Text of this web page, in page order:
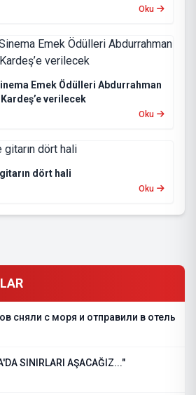
Oku
Emek Ödülleri Abdurrahman
verilecek
Oku
dört hali
Oku
сняли с моря и отправили в отель
SINIRLARI AŞACAĞIZ..."